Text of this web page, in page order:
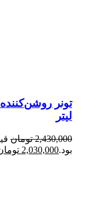
لیتر
2,430,000 تومان
بود.2,030,000